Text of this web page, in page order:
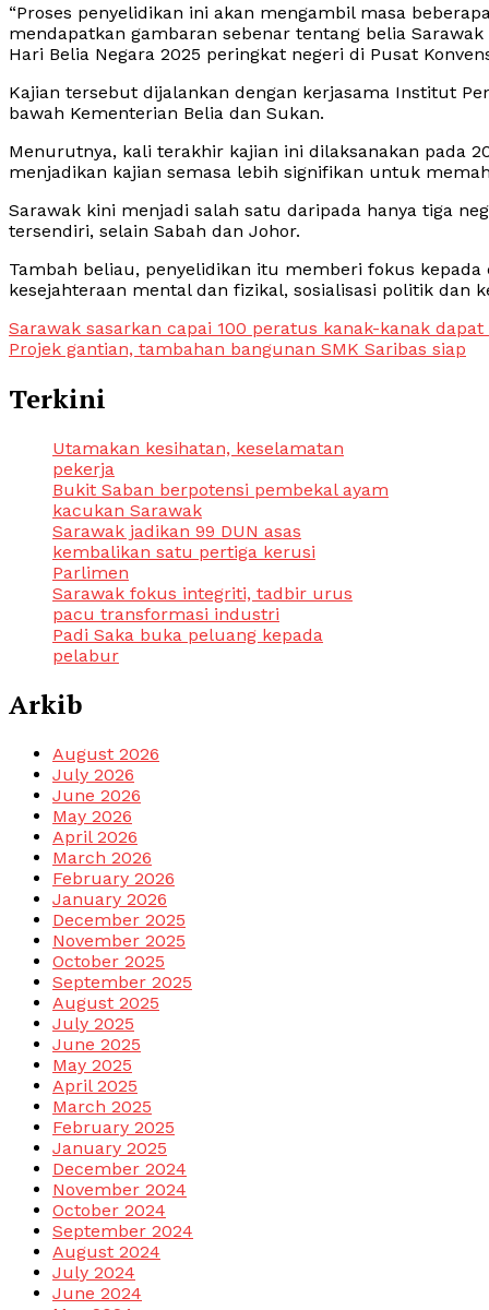
“Proses penyelidikan ini akan mengambil masa
mendapatkan gambaran sebenar tentang belia
Hari Belia Negara 2025 peringkat negeri di Pusat
Kajian tersebut dijalankan dengan kerjasama Institut
bawah Kementerian Belia dan Sukan.
Menurutnya, kali terakhir kajian ini dilaksanakan pada
menjadikan kajian semasa lebih signifikan untuk
Sarawak kini menjadi salah satu daripada hanya tiga
tersendiri, selain Sabah dan Johor.
Tambah beliau, penyelidikan itu memberi fokus
kesejahteraan mental dan fizikal, sosialisasi politik dan
Post
navigation
Sarawak sasarkan capai 100 peratus kanak-kanak
Projek gantian, tambahan bangunan SMK Saribas siap
Terkini
Utamakan kesihatan, keselamatan
pekerja
Bukit Saban berpotensi pembekal ayam
kacukan Sarawak
Sarawak jadikan 99 DUN asas
kembalikan satu pertiga kerusi
Parlimen
Sarawak fokus integriti, tadbir urus
pacu transformasi industri
Padi Saka buka peluang kepada
pelabur
Arkib
August 2026
July 2026
June 2026
May 2026
April 2026
March 2026
February 2026
January 2026
December 2025
November 2025
October 2025
September 2025
August 2025
July 2025
June 2025
May 2025
April 2025
March 2025
February 2025
January 2025
December 2024
November 2024
October 2024
September 2024
August 2024
July 2024
June 2024